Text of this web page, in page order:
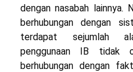
dengan nasabah lainnya.
berhubungan dengan
terdapat sejumlah
penggunaan IB tidak
berhubungan dengan